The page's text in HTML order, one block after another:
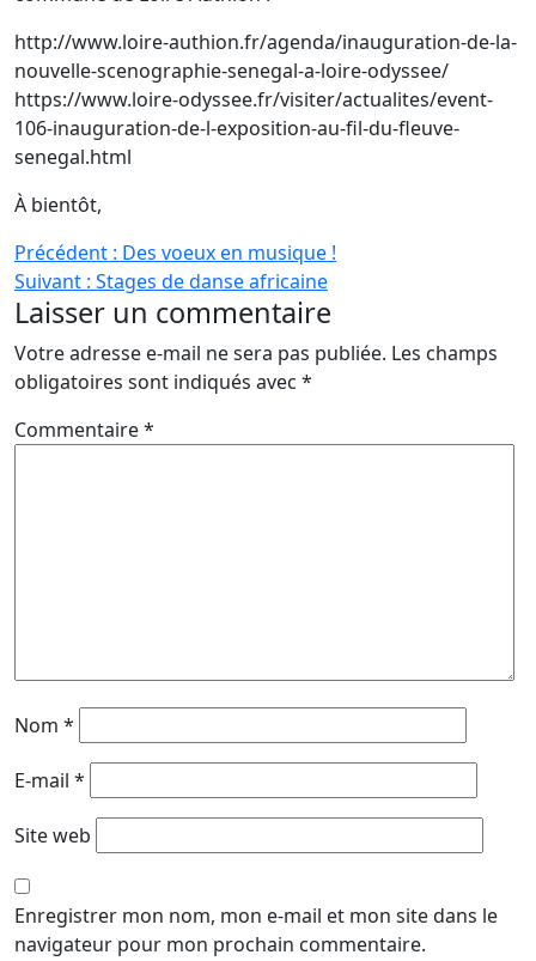
http://www.loire-authion.fr/agenda/inauguration-de-la-
nouvelle-scenographie-senegal-a-loire-odyssee/
https://www.loire-odyssee.fr/visiter/actualites/event-
106-inauguration-de-l-exposition-au-fil-du-fleuve-
senegal.html
À bientôt,
Navigation
de
l’article
Précédent : Des voeux en musique !
Suivant : Stages de danse africaine
Laisser un commentaire
Votre adresse e-mail ne sera pas publiée. Les champs
obligatoires sont indiqués avec *
Commentaire*
Nom *
E-mail *
Site web
Enregistrer mon nom, mon e-mail et mon site dans le
navigateur pour mon prochain commentaire.